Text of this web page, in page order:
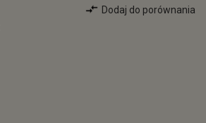
Dodaj do porównania